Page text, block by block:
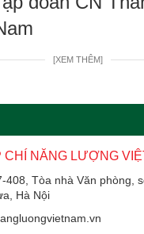
[XEM THÊM]
CHÍ NĂNG LƯỢNG
408, Tòa nhà Văn phòng,
Hà Nội